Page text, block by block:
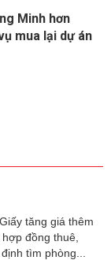
Minh hơn
mua lại dự án
tăng giá thêm
đồng thuê,
tìm phòng...